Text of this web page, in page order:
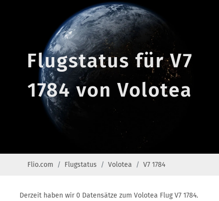
Flugstatus für V7
1784 von Volotea
Flio.com Flugstatus Volotea V7 1784
Derzeit haben wir 0 Datensätze zum Volotea Flug V7 1784.